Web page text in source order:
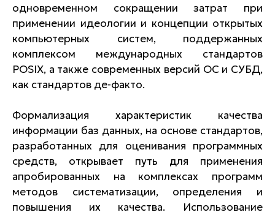
одновременном сокращении затрат при
применении идеологии и концепции открытых
компьютерных систем, поддержанных
комплексом международных стандартов
POSIX, а также современных версий ОС и СУБД,
как стандартов де-факто.
Формализация характеристик качества
информации баз данных, на основе стандартов,
разработанных для оценивания программных
средств, открывает путь для применения
апробированных на комплексах программ
методов систематизации, определения и
повышения их качества. Использование